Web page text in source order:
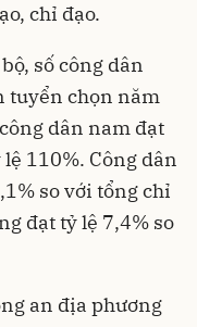
chỉ đạo.
số công dân
tuyển chọn năm
dân nam đạt
110%. Công dân
so với tổng chỉ
đạt tỷ lệ 7,4% so
an địa phương